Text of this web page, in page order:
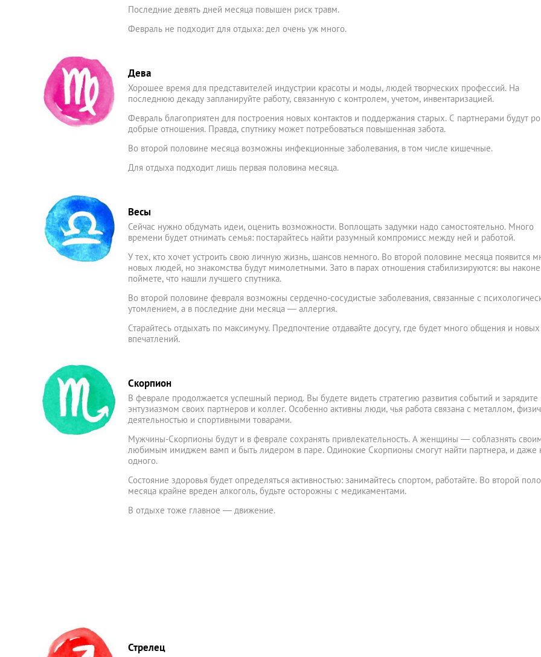
Последние девять дней месяца повышен риск травм.
Февраль не подходит для отдыха: дел очень уж много.
Дева
Хорошее время для представителей индустрии красоты и моды, людей творческих профессий. На
последнюю декаду запланируйте работу, связанную с контролем, учетом, инвентаризацией.
Февраль благоприятен для построения новых контактов и поддержания старых. С партнерами будут
добрые отношения. Правда, спутнику может потребоваться повышенная забота.
Во второй половине месяца возможны инфекционные заболевания, в том числе кишечные.
Для отдыха подходит лишь первая половина месяца.
Весы
Сейчас нужно обдумать идеи, оценить возможности. Воплощать задумки надо самостоятельно. Много
времени будет отнимать семья: постарайтесь найти разумный компромисс между ней и работой.
У тех, кто хочет устроить свою личную жизнь, шансов немного. Во второй половине месяца появится
новых людей, но знакомства будут мимолетными. Зато в парах отношения стабилизируются: вы
поймете, что нашли лучшего спутника.
Во второй половине февраля возможны сердечно-сосудистые заболевания, связанные с
утомлением, а в последние дни месяца ― аллергия.
Старайтесь отдыхать по максимуму. Предпочтение отдавайте досугу, где будет много общения и новых
впечатлений.
Скорпион
В феврале продолжается успешный период. Вы будете видеть стратегию развития событий и зарядите
энтузиазмом своих партнеров и коллег. Особенно активны люди, чья работа связана с металлом,
деятельностью и спортивными товарами.
Мужчины-Скорпионы будут и в феврале сохранять привлекательность. А женщины ― соблазнять
любимым имиджем вамп и быть лидером в паре. Одинокие Скорпионы смогут найти партнера, и даже
одного.
Состояние здоровья будет определяться активностью: занимайтесь спортом, работайте. Во второй
месяца крайне вреден алкоголь, будьте осторожны с медикаментами.
В отдыхе тоже главное — движение.
Стрелец